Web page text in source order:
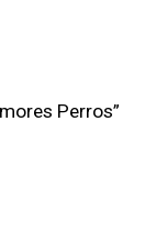
Perros”